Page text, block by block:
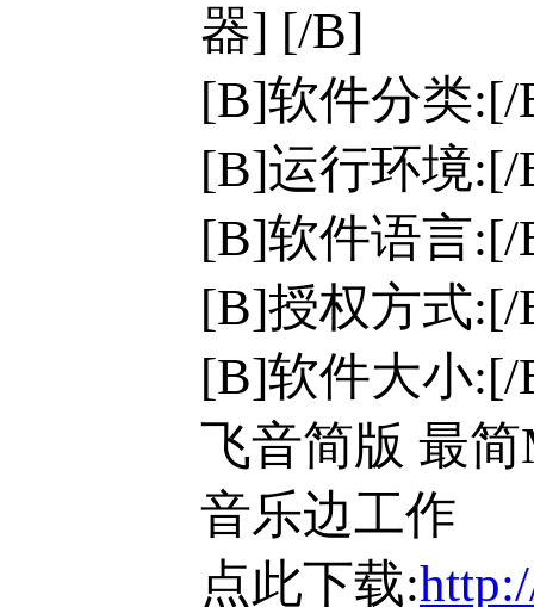
器] [/B]
[B]软件分类
[B]运行环境:[/
[B]软件语言
[B]授权方式:[/
[B]软件大小:[/
飞音简版 最
音乐边工作
点此下载: